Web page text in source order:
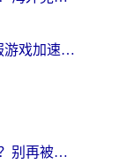
外国人打刀塔2吗？海外党国服游戏加速避坑全攻略
中国人在国外用什么软件听歌？别再被地域限制卡脖子，这篇教你轻松解锁国内音乐库